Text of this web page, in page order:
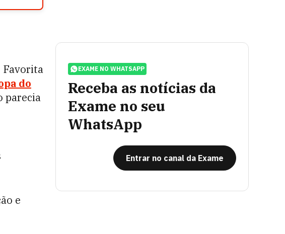
Favorita
do
parecia
e
EXAME NO WHATSAPP
Receba as notícias da
Exame no seu
WhatsApp
Entrar no canal da Exame